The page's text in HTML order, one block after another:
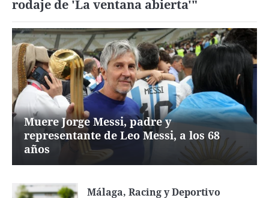
rodaje de 'La ventana abierta'"
Muere Jorge Messi, padre y
representante de Leo Messi, a los 68
años
Málaga, Racing y Deportivo